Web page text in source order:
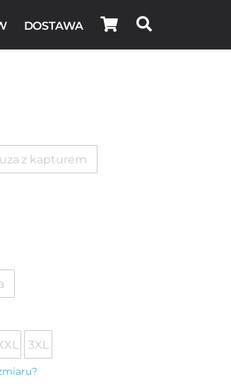
DOSTAWA
z kapturem
3XL